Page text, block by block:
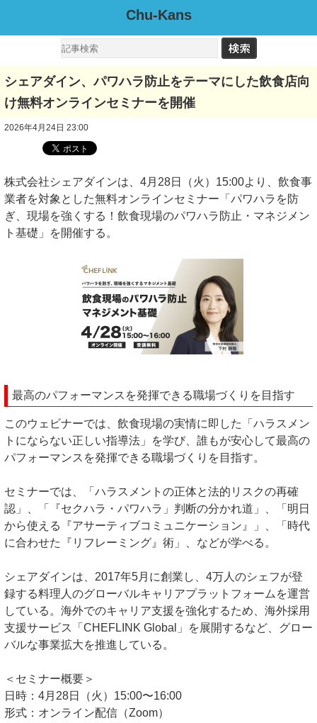
Chu-Kans
シェアダイン、パワハラ防止をテーマにした飲食店向
け無料オンラインセミナーを開催
2026年4月24日 23:00
株式会社シェアダインは、4月28日（火）15:00より、飲食事
業者を対象とした無料オンラインセミナー「パワハラを防
ぎ、現場を強くする！飲食現場のパワハラ防止・マネジメン
ト基礎」を開催する。
最高のパフォーマンスを発揮できる職場づくりを目指す
このウェビナーでは、飲食現場の実情に即した「ハラスメン
トにならない正しい指導法」を学び、誰もが安心して最高の
パフォーマンスを発揮できる職場づくりを目指す。
セミナーでは、「ハラスメントの正体と法的リスクの再確
認」、「『セクハラ・パワハラ」判断の分かれ道」、「明日
から使える『アサーティブコミュニケーション』」、「時代
に合わせた『リフレーミング』術」、などが学べる。
シェアダインは、2017年5月に創業し、4万人のシェフが登
録する料理人のグローバルキャリアプラットフォームを運営
している。海外でのキャリア支援を強化するため、海外採用
支援サービス「CHEFLINK Global」を展開するなど、グロー
バルな事業拡大を推進している。
＜セミナー概要＞
日時：4月28日（火）15:00〜16:00
形式：オンライン配信（Zoom）